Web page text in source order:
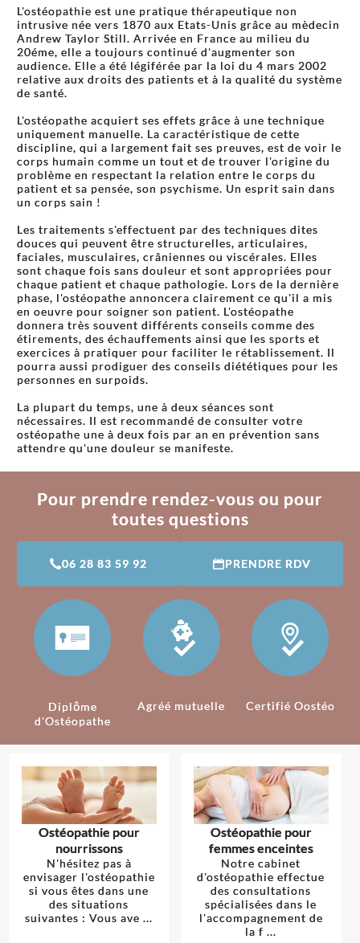
L'ostéopathie est une pratique thérapeutique non
intrusive née vers 1870 aux Etats-Unis grâce au mèdecin
Andrew Taylor Still. Arrivée en France au milieu du
20éme, elle a toujours continué d'augmenter son
audience. Elle a été légiférée par la loi du 4 mars 2002
relative aux droits des patients et à la qualité du système
de santé.
L'ostéopathe acquiert ses effets grâce à une technique
uniquement manuelle. La caractéristique de cette
discipline, qui a largement fait ses preuves, est de voir le
corps humain comme un tout et de trouver l'origine du
problème en respectant la relation entre le corps du
patient et sa pensée, son psychisme. Un esprit sain dans
un corps sain !
Les traitements s'effectuent par des techniques dites
douces qui peuvent être structurelles, articulaires,
faciales, musculaires, crâniennes ou viscérales. Elles
sont chaque fois sans douleur et sont appropriées pour
chaque patient et chaque pathologie. Lors de la dernière
phase, l'ostéopathe annoncera clairement ce qu'il a mis
en oeuvre pour soigner son patient. L'ostéopathe
donnera très souvent différents conseils comme des
étirements, des échauffements ainsi que les sports et
exercices à pratiquer pour faciliter le rétablissement. Il
pourra aussi prodiguer des conseils diététiques pour les
personnes en surpoids.
La plupart du temps, une à deux séances sont
nécessaires. Il est recommandé de consulter votre
ostéopathe une à deux fois par an en prévention sans
attendre qu'une douleur se manifeste.
Pour prendre rendez-vous ou pour
toutes questions
06 28 83 59 92 PRENDRE RDV
Diplôme
d'Ostéopathe
Agréé mutuelle Certifié Oostéo
Ostéopathie pour
nourrissons
N'hésitez pas à
envisager l'ostéopathie
si vous êtes dans une
des situations
suivantes : Vous ave ...
Ostéopathie pour
femmes enceintes
Notre cabinet
d'ostéopathie effectue
des consultations
spécialisées dans le
l'accompagnement de
la f ...